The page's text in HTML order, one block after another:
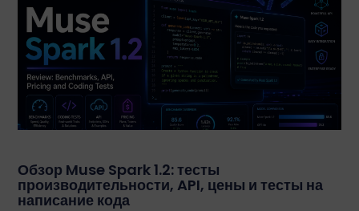
Обзор Muse Spark 1.2: тесты
производительности, API, цены и тесты на
написание кода